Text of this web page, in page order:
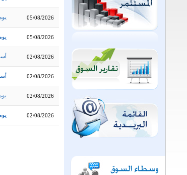
05/08/2026
05/08/2026
02/08/2026
02/08/2026
02/08/2026
02/08/2026